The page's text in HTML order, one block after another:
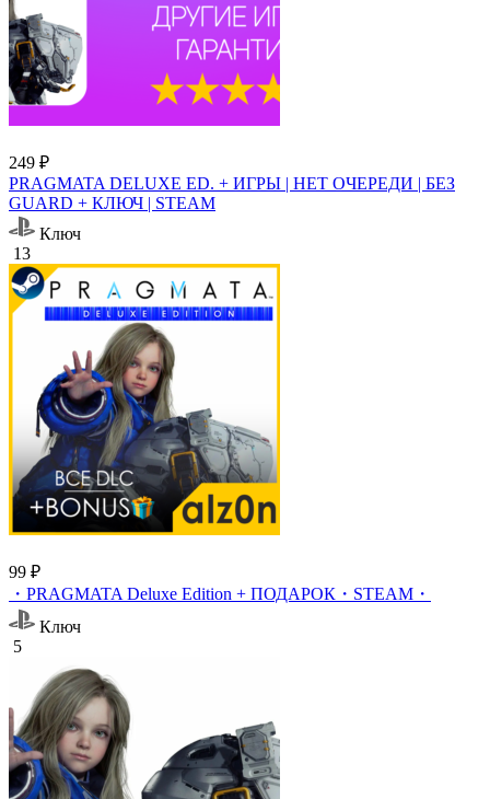
249 ₽
PRAGMATA DELUXE ED. + ИГРЫ | НЕТ ОЧЕРЕДИ | БЕЗ
GUARD + КЛЮЧ | STEAM
Ключ
13
99 ₽
・PRAGMATA Deluxe Edition + ПОДАРОК・STEAM・
Ключ
5